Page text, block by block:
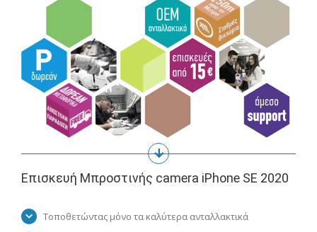
Επισκευή Μπροστινής camera iPhone SE 2020
Τοποθετώντας μόνο τα καλύτερα ανταλλακτικά